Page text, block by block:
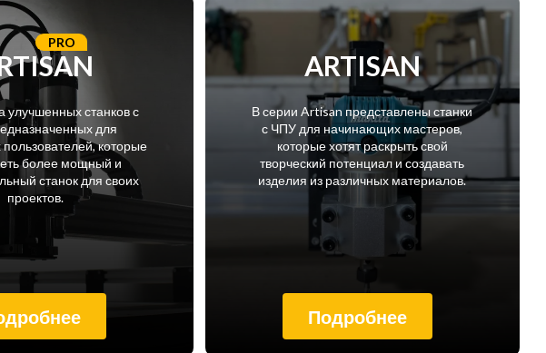
PRO
улучшенных станков с
для
которые
более мощный и
станок для своих
проектов.
ARTISAN
В серии Artisan представлены станки
с ЧПУ для начинающих мастеров,
которые хотят раскрыть свой
творческий потенциал и создавать
изделия из различных материалов.
Подробнее